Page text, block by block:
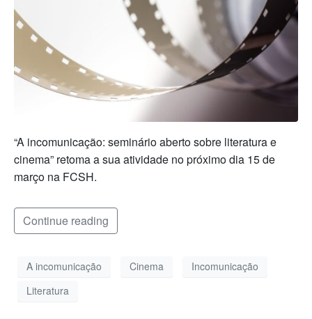
“A incomunicação: seminário aberto sobre literatura e
cinema” retoma a sua atividade no próximo dia 15 de
março na FCSH.
Continue reading
A incomunicação Cinema
Incomunicação
Literatura